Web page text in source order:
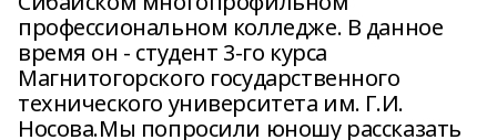
профессиональном колледже. В данное
время он - студент 3-го курса
Магнитогорского государственного
технического университета им. Г.И.
Носова.Мы попросили юношу рассказать